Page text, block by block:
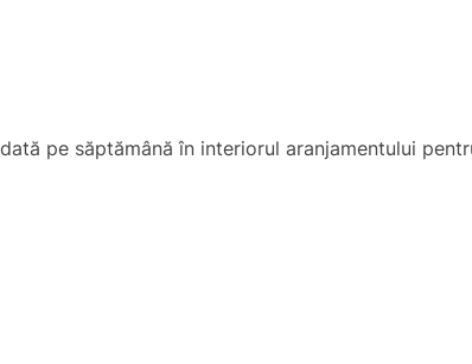
pe săptămână în interiorul aranjamentului